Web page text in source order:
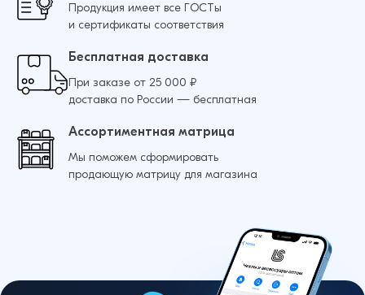
Продукция имеет все ГОСТы
и сертификаты соответствия
Бесплатная доставка
При заказе от 25 000 ₽
доставка по России — бесплатная
Ассортиментная матрица
Мы поможем сформировать
продающую матрицу для магазина